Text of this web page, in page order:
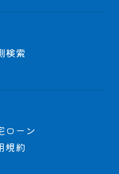
検索
ローン
規約